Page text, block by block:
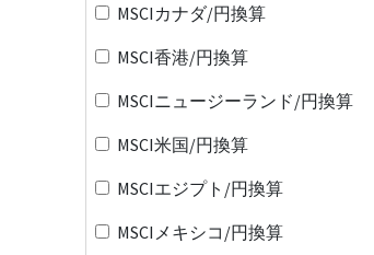
MSCIカナダ/円換算
MSCI香港/円換算
MSCIニュージーランド/円換算
MSCI米国/円換算
MSCIエジプト/円換算
MSCIメキシコ/円換算